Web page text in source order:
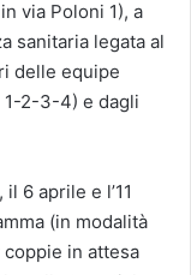
via Poloni 1), a
sanitaria legata al
delle equipe
1-2-3-4) e dagli
6 aprile e l’11
(in modalità
in attesa